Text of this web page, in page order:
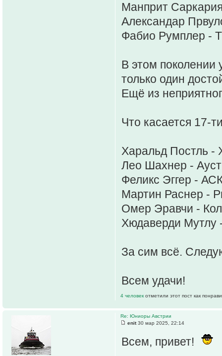
Манприт
Александар
Фабио Румплер -
В этом поколении
только один
Ещё из
Что касается 17-
Харальд Постль -
Лео Шахнер -
Феликс Эггер -
Мартин Раснер -
Омер Эравчи -
Хюдаверди Мутлу
За сим всё.
Всем удачи!
4 человек отметили этот пост как
Re: Юниоры Австрии
enit30 мар 2025, 22:14
Всем, привет!